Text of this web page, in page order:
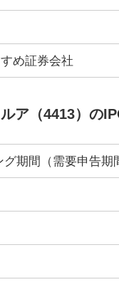
め証券会社
ア（4413）の
期間（需要申告期